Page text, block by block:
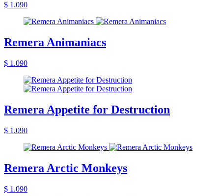
$ 1.090
Remera Animaniacs
$ 1.090
Remera Appetite for Destruction
$ 1.090
Remera Arctic Monkeys
$ 1.090